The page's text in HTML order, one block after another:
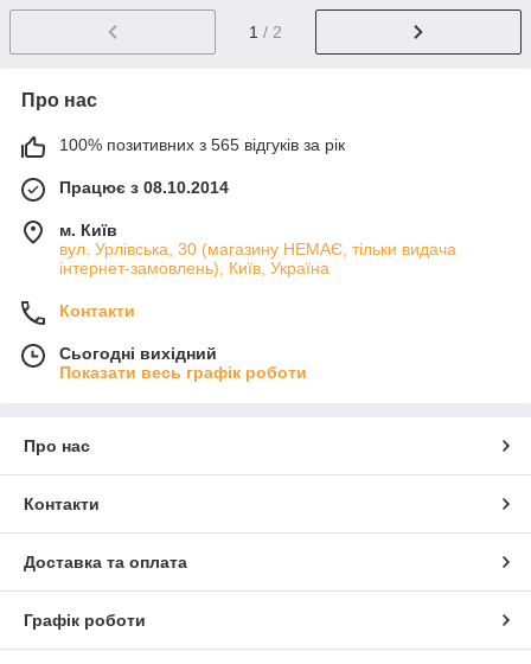
1 / 2
Про нас
100% позитивних з 565 відгуків за рік
Працює з 08.10.2014
м. Київ
вул. Урлівська, 30 (магазину НЕМАЄ, тільки видача
інтернет-замовлень), Київ, Україна
Контакти
Сьогодні вихідний
Показати весь графік роботи
Про нас
Контакти
Доставка та оплата
Графік роботи